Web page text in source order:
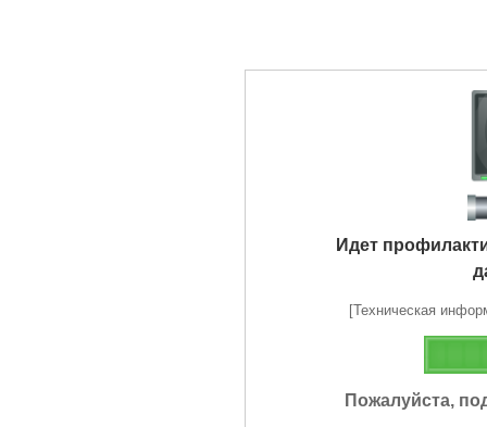
Идет
[Техническая
Пожалуйста,